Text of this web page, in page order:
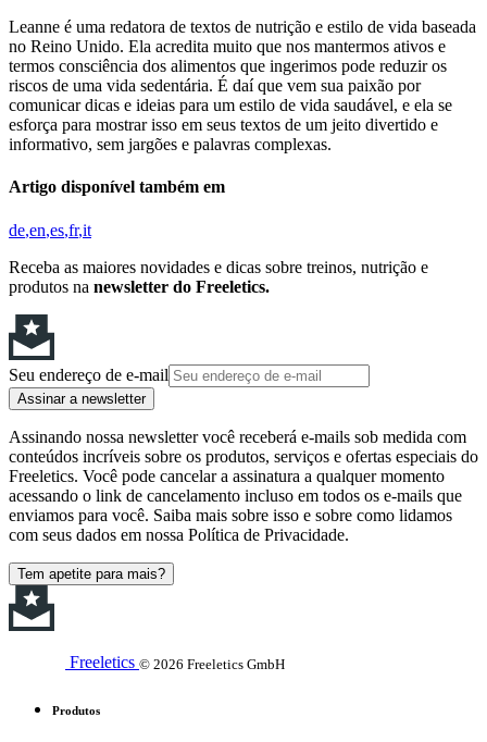
Leanne é uma redatora de textos de nutrição e estilo de vida baseada
no Reino Unido. Ela acredita muito que nos mantermos ativos e
termos consciência dos alimentos que ingerimos pode reduzir os
riscos de uma vida sedentária. É daí que vem sua paixão por
comunicar dicas e ideias para um estilo de vida saudável, e ela se
esforça para mostrar isso em seus textos de um jeito divertido e
informativo, sem jargões e palavras complexas.
Artigo disponível também em
de en es fr it
Receba as maiores novidades e dicas sobre treinos, nutrição e
produtos na newsletter do Freeletics.
Seu endereço de e-mail
Assinar a newsletter
Assinando nossa newsletter você receberá e-mails sob medida com
conteúdos incríveis sobre os produtos, serviços e ofertas especiais do
Freeletics. Você pode cancelar a assinatura a qualquer momento
acessando o link de cancelamento incluso em todos os e-mails que
enviamos para você. Saiba mais sobre isso e sobre como lidamos
com seus dados em nossa Política de Privacidade.
Tem apetite para mais?
Freeletics © 2026 Freeletics GmbH
Produtos